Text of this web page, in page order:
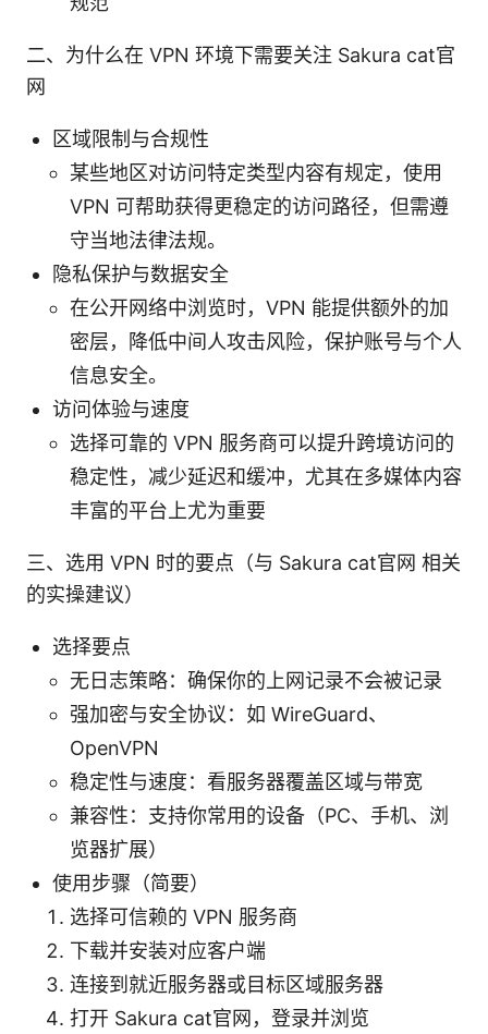
二、为什么在 VPN 环境下需要关注 Sakura cat官
网
区域限制与合规性
某些地区对访问特定类型内容有规定，使用
VPN 可帮助获得更稳定的访问路径，但需遵
守当地法律法规。
隐私保护与数据安全
在公开网络中浏览时，VPN 能提供额外的加
密层，降低中间人攻击风险，保护账号与个人
信息安全。
访问体验与速度
选择可靠的 VPN 服务商可以提升跨境访问的
稳定性，减少延迟和缓冲，尤其在多媒体内容
丰富的平台上尤为重要
三、选用 VPN 时的要点（与 Sakura cat官网 相关
的实操建议）
选择要点
无日志策略：确保你的上网记录不会被记录
强加密与安全协议：如 WireGuard、
OpenVPN
稳定性与速度：看服务器覆盖区域与带宽
兼容性：支持你常用的设备（PC、手机、浏
览器扩展）
使用步骤（简要）
选择可信赖的 VPN 服务商
下载并安装对应客户端
连接到就近服务器或目标区域服务器
打开 Sakura cat官网，登录并浏览